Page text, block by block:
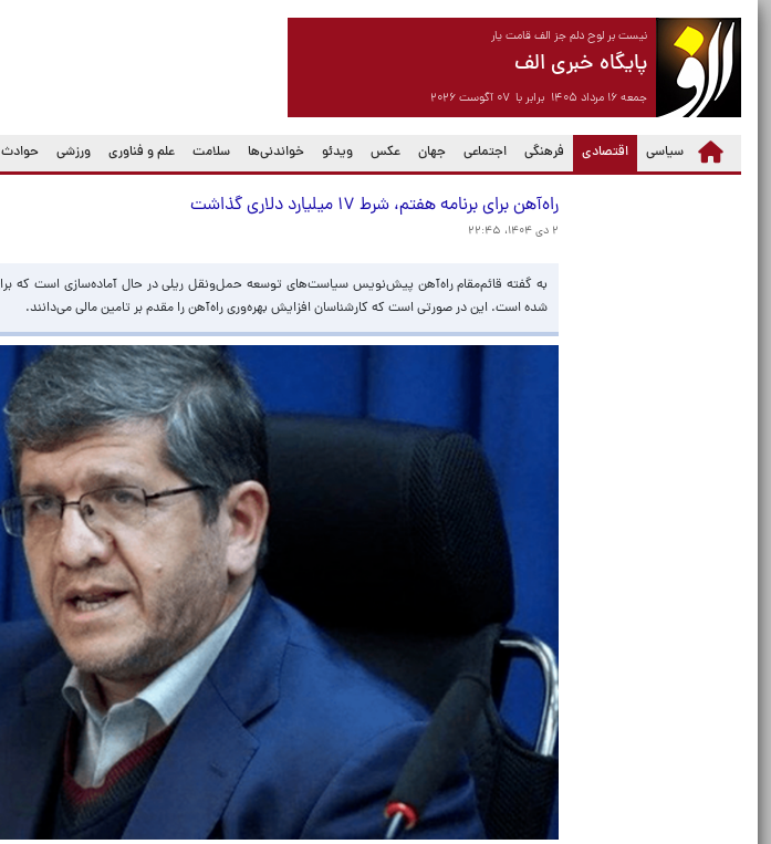
نیست بر لوح دلم جز الف قامت یار
پایگاه خبری الف
جمعه ۱۶ مرداد ۱۴۰۵ برابر با ۰۷ آگوست ۲۰۲۶
سیاسی اقتصادی
(current) فرهنگی اجتماعی جهان عکس ویدئو خواندنی‌ها سلامت علم و فناوری ورزشی حوادث
راه‌آهن برای برنامه هفتم، شرط ۱۷ میلیارد دلاری گذاشت
۲ دی ۱۴۰۴، ۲۲:۴۵
شده است. این در صورتی است که کارشناسان افزایش بهره‌وری راه‌آهن را مقدم بر تامین مالی می‌دانند.